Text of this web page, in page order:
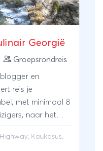
Georgië
Groepsrondreis
en
reis je
met minimaal 8
naar het
Highway
Kaukasus,